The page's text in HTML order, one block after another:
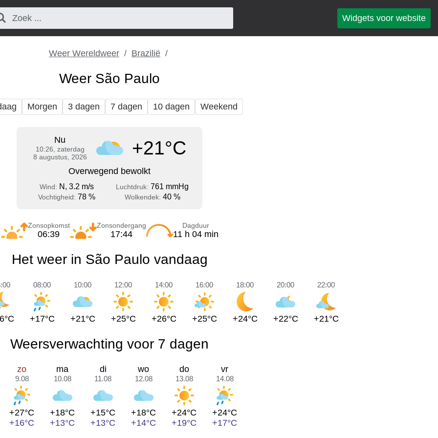
Widgets voor website
Weer Wereldweer Brazilië
Weer São Paulo
Morgen 3 dagen 7 dagen 10 dagen Weekend
Nu
10:26, zaterdag
8 augustus, 2026
+21°C
Overwegend bewolkt
Wind: N, 3.2 m/s Luchtdruk: 761 mmHg
Vochtigheid: 78 % Wolkendek: 40 %
Zonsopkomst
06:39
Zonsondergang
17:44
Dagduur
11 h 04 min
Het weer in São Paulo vandaag
08:00
+17°C
10:00
+21°C
12:00
+25°C
14:00
+26°C
16:00
+25°C
18:00
+24°C
20:00
+22°C
22:00
+21°C
Weersverwachting voor 7 dagen
zo
9.08
+27°C
+16°C
ma
10.08
+18°C
+13°C
di
11.08
+15°C
+13°C
wo
12.08
+18°C
+14°C
do
13.08
+24°C
+19°C
vr
14.08
+24°C
+17°C